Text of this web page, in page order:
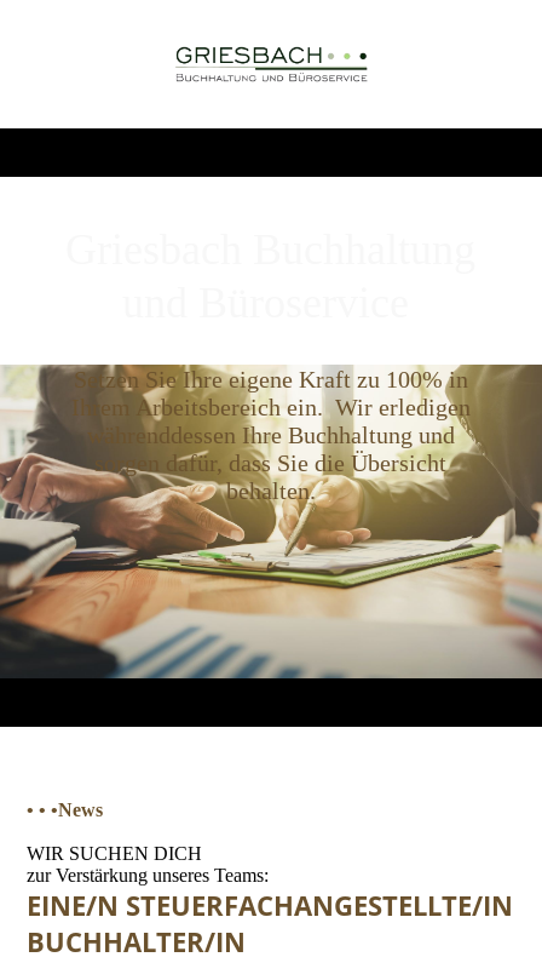
Setzen Sie Ihre eigene Kraft zu 100% in
Ihrem Arbeitsbereich ein. Wir erledigen
währenddessen Ihre Buchhaltung und
sorgen dafür, dass Sie die Übersicht
behalten.
• • •News
WIR SUCHEN DICH
zur Verstärkung unseres Teams:
EINE/N STEUERFACHANGESTELLTE/IN
BUCHHALTER/IN